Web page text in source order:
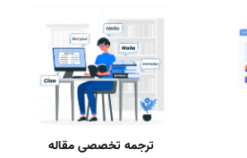
ترجمه تخصصی مقاله